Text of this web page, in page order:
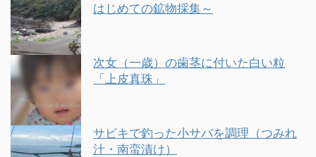
はじめての鉱物採集～
次女（一歳）の歯茎に付いた白い粒
「上皮真珠」
サビキで釣った小サバを調理（つみれ
汁・南蛮漬け）